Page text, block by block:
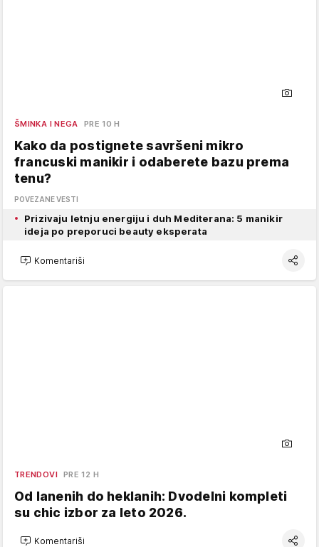
ŠMINKA I NEGA PRE 10 H
Kako da postignete savršeni mikro
francuski manikir i odaberete bazu prema
tenu?
POVEZANE VESTI
Prizivaju letnju energiju i duh Mediterana: 5 manikir
ideja po preporuci beauty eksperata
Komentariši
TRENDOVI PRE 12 H
Od lanenih do heklanih: Dvodelni kompleti
su chic izbor za leto 2026.
Komentariši